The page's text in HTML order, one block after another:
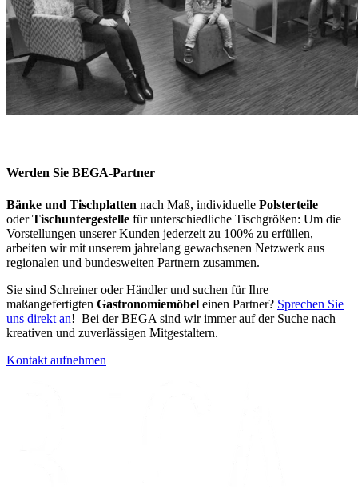
Werden Sie BEGA-Partner
Bänke und Tischplatten nach Maß, individuelle Polsterteile
oderTischuntergestelle für unterschiedliche Tischgrößen: Um die
Vorstellungen unserer Kunden jederzeit zu 100% zu erfüllen,
arbeiten wir mit unserem jahrelang gewachsenen Netzwerk aus
regionalen und bundesweiten Partnern zusammen.
Sie sind Schreiner oder Händler und suchen für Ihre
maßangefertigten Gastronomiemöbel einen Partner? Sprechen Sie
uns direkt an! Bei der BEGA sind wir immer auf der Suche nach
kreativen und zuverlässigen Mitgestaltern.
Kontakt aufnehmen